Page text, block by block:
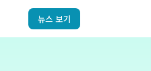
뉴스 보기